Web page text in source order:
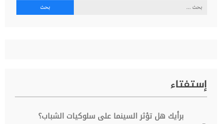
البحث
إستفتاء
برأيك هل تؤثر السينما على سلوكيات الشباب؟